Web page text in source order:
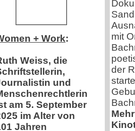
+ Work:
Weiss, die
und
am 5. September
im Alter von
Jahren
mit
der